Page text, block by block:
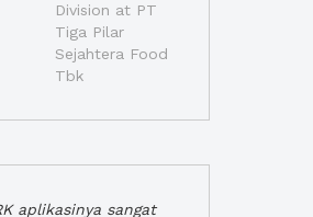
Division at PT
Tiga Pilar
Sejahtera Food
Tbk
aplikasinya sangat